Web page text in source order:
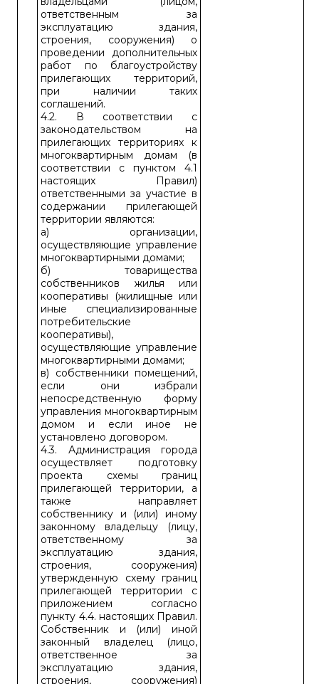
ответственным за
эксплуатацию здания,
строения, сооружения) о
проведении дополнительных
работ по благоустройству
прилегающих территорий,
при наличии таких
соглашений.
4.2. В соответствии с
законодательством на
прилегающих территориях к
многоквартирным домам (в
соответствии с пунктом 4.1
настоящих Правил)
ответственными за участие в
содержании прилегающей
территории являются:
а) организации,
осуществляющие управление
многоквартирными домами;
б) товарищества
собственников жилья или
кооперативы (жилищные или
иные специализированные
потребительские
кооперативы),
осуществляющие управление
многоквартирными домами;
в) собственники помещений,
если они избрали
непосредственную форму
управления многоквартирным
домом и если иное не
установлено договором.
4.3. Администрация города
осуществляет подготовку
проекта схемы границ
прилегающей территории, а
также направляет
собственнику и (или) иному
законному владельцу (лицу,
ответственному за
эксплуатацию здания,
строения, сооружения)
утвержденную схему границ
прилегающей территории с
приложением согласно
пункту 4.4. настоящих Правил.
Собственник и (или) иной
законный владелец (лицо,
ответственное за
эксплуатацию здания,
строения, сооружения)